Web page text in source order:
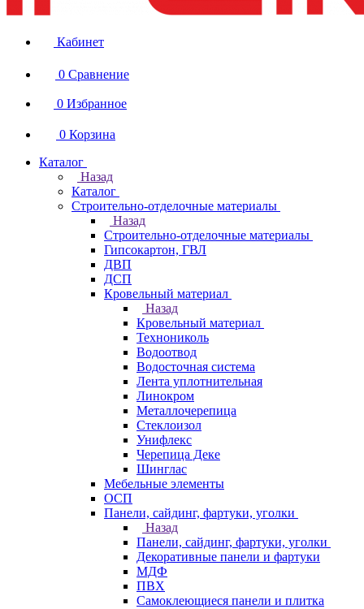
Кабинет
0 Сравнение
0 Избранное
0 Корзина
Каталог
Назад
Каталог
Строительно-отделочные материалы
Назад
Строительно-отделочные материалы
Гипсокартон, ГВЛ
ДВП
ДСП
Кровельный материал
Назад
Кровельный материал
Технониколь
Водоотвод
Водосточная система
Лента уплотнительная
Линокром
Металлочерепица
Стеклоизол
Унифлекс
Черепица Деке
Шинглас
Мебельные элементы
ОСП
Панели, сайдинг, фартуки, уголки
Назад
Панели, сайдинг, фартуки, уголки
Декоративные панели и фартуки
МДФ
ПВХ
Самоклеющиеся панели и плитка